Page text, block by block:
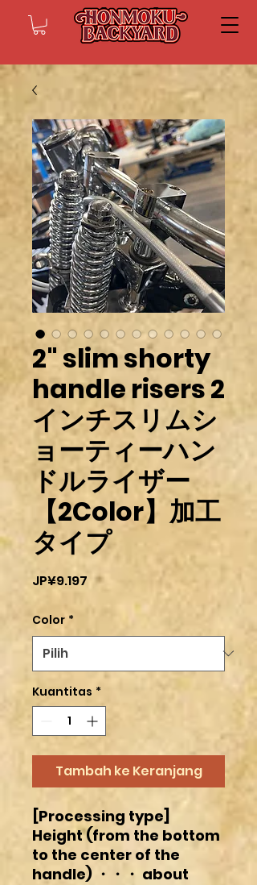
2" slim shorty
handle risers 2
インチスリムシ
ョーティーハン
ドルライザー
【2Color】加工
タイプ
JP¥9.197 Harga
Color *
Kuantitas *
Tambah ke Keranjang
[Processing type]
Height (from the bottom
to the center of the
handle) ・・・ about